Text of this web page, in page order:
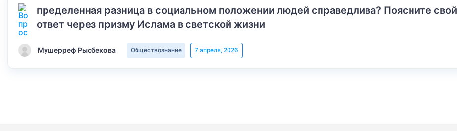
пределенная разница в социальном положении людей справедлива? Поясните свой
ответ через призму Ислама в светской жизни
Мушерреф Рысбекова Обществознание 7 апреля, 2026